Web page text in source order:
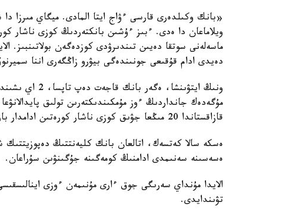
«بانك وكىلدەرى قارسى ءۋاج ايتا المادى. ميگاي مىرزا دا
ويلاماعان دا ەدى. ءبىز ءۇشىن بانكتەردىڭ كوزى ناشار
ماسەلەنى سوتقا دەيىن تىندىرۋدى كوزدەگەن بولاتىنبىز.
دەيدى ادام قۇقىعى جونىندەگى بيۋرو زاڭگەرى اننا
ونىڭ
مۇگەدەك جانداردىڭ ءوز مۇمكىندىكتەرىن تولىق
قازاقستاندا 20 مىڭعا جۋىق كوزى ناشار كورەتىن ادامدار بار. ولاردىڭ كوبى وسىنداي ماسەلەگە تاپ بولعان.
ەسكە سالا كەتسەك، اتالعان بانك كليەنتتىڭ
ەسەسىنە سەنىمدى ادامنىڭ كومەگىنە جۇگىنۋىن سۇراعان.
الايدا مۇنداي سەرىگى جوق ءارى مۇنىمەن ءوزى
تۋىندايدى.